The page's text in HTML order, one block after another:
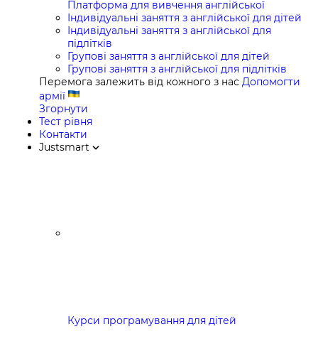
Платформа для вивчення англійської
Індивідуальні заняття з англійської для дітей
Індивідуальні заняття з англійської для
підлітків
Групові заняття з англійської для дітей
Групові заняття з англійської для підлітків
Перемога залежить від кожного з нас Допомогти
армії
Згорнути
Тест рівня
Контакти
Justsmart
Курси програмування для дітей